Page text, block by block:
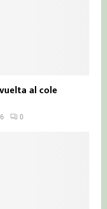
al cole
0